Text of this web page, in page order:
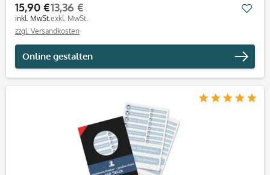
15,90 €
inkl. MwSt.
13,36 €
exkl. MwSt.
zzgl. Versandkosten
Online gestalten